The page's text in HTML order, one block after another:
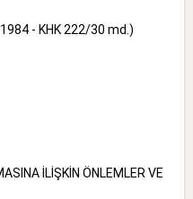
- KHK 222/30 md.)
İLİŞKİN ÖNLEMLER VE